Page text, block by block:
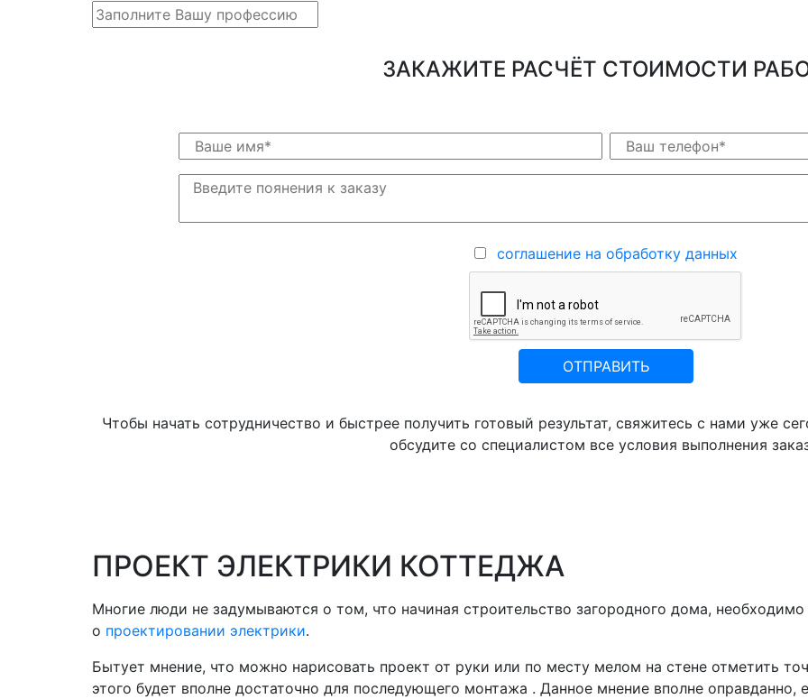
ЗАКАЖИТЕ РАСЧЁТ СТОИМОСТИ
соглашение на обработку данных
ОТПРАВИТЬ
Чтобы начать сотрудничество и быстрее получить готовый результат, свяжитесь с нами уже
обсудите со специалистом все условия выполнения
ПРОЕКТ ЭЛЕКТРИКИ КОТТЕДЖА
Многие люди не задумываются о том, что начиная строительство загородного дома,
о проектировании электрики.
Бытует мнение, что можно нарисовать проект от руки или по месту мелом на стене отметить
этого будет вполне достаточно для последующего монтажа . Данное мнение вполне оправданно,